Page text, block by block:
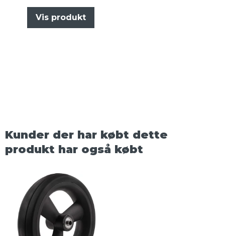
Vis produkt
Kunder der har købt dette
produkt har også købt